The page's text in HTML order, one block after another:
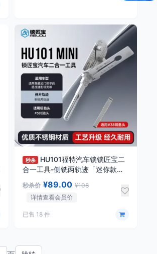
秒杀
HU101福特汽车锁锁匠宝二
合一工具-侧铣两轨迹「迷你款」
等
秒杀价 ¥89.00 ¥108
详情查看会员价
已售 18 件